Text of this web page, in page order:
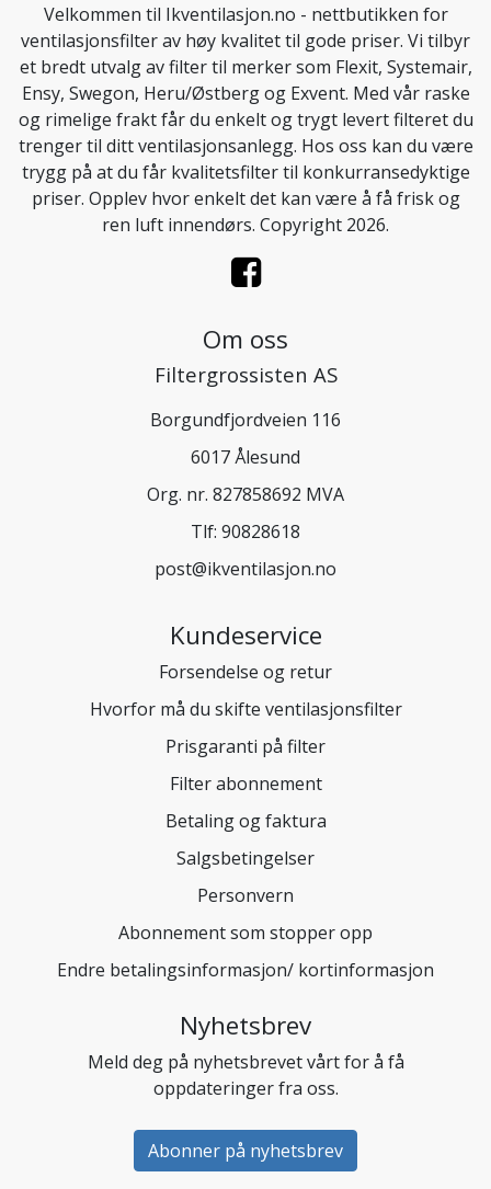
Velkommen til Ikventilasjon.no - nettbutikken for
ventilasjonsfilter av høy kvalitet til gode priser. Vi tilbyr
et bredt utvalg av filter til merker som Flexit, Systemair,
Ensy, Swegon, Heru/Østberg og Exvent. Med vår raske
og rimelige frakt får du enkelt og trygt levert filteret du
trenger til ditt ventilasjonsanlegg. Hos oss kan du være
trygg på at du får kvalitetsfilter til konkurransedyktige
priser. Opplev hvor enkelt det kan være å få frisk og
ren luft innendørs. Copyright 2026.
Om oss
Filtergrossisten AS
Borgundfjordveien 116
6017 Ålesund
Org. nr. 827858692 MVA
Tlf: 90828618
post@ikventilasjon.no
Kundeservice
Forsendelse og retur
Hvorfor må du skifte ventilasjonsfilter
Prisgaranti på filter
Filter abonnement
Betaling og faktura
Salgsbetingelser
Personvern
Abonnement som stopper opp
Endre betalingsinformasjon/ kortinformasjon
Nyhetsbrev
Meld deg på nyhetsbrevet vårt for å få
oppdateringer fra oss.
Abonner på nyhetsbrev